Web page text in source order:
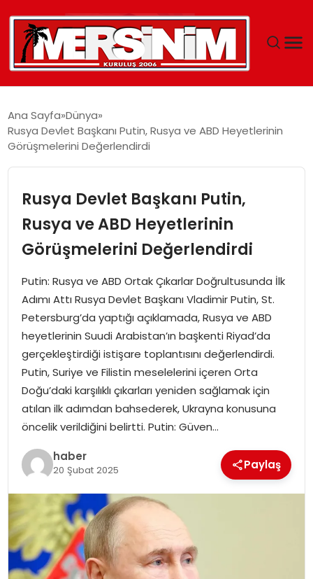
YAŞAM
SAĞLIK
EĞITIM
SPOR
EKONOMI
MAGAZIN
DÜNYA
OTOMOBIL
Ana Sayfa Dünya
Rusya Devlet Başkanı Putin, Rusya ve ABD Heyetlerinin
Görüşmelerini Değerlendirdi
Rusya Devlet Başkanı Putin,
Rusya ve ABD Heyetlerinin
Görüşmelerini Değerlendirdi
Putin: Rusya ve ABD Ortak Çıkarlar Doğrultusunda İlk
Adımı Attı Rusya Devlet Başkanı Vladimir Putin, St.
Petersburg’da yaptığı açıklamada, Rusya ve ABD
heyetlerinin Suudi Arabistan’ın başkenti Riyad’da
gerçekleştirdiği istişare toplantısını değerlendirdi.
Putin, Suriye ve Filistin meselelerini içeren Orta
Doğu’daki karşılıklı çıkarları yeniden sağlamak için
atılan ilk adımdan bahsederek, Ukrayna konusuna
öncelik verildiğini belirtti. Putin: Güven…
haber
20 Şubat 2025 Paylaş